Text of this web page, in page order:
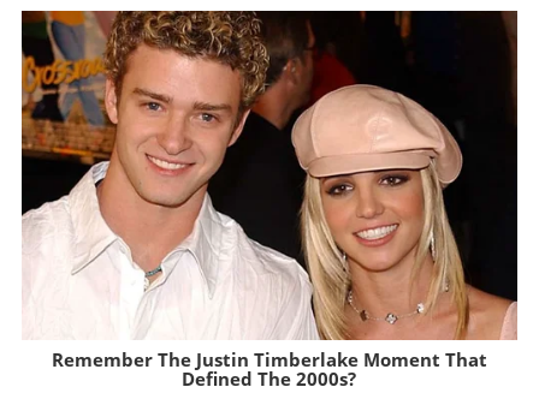
Remember The Justin Timberlake Moment That
Defined The 2000s?